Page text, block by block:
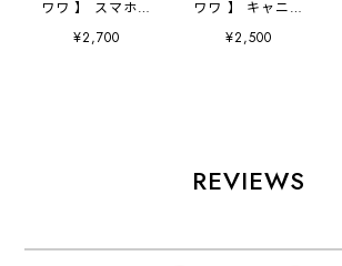
ワワ 】 スマホケ
ース クリアソフ
トケース 犬 犬
¥2,700
ワワ 】 キャニス
ター 保存容器
お家用 プレゼン
¥2,500
REVIEWS